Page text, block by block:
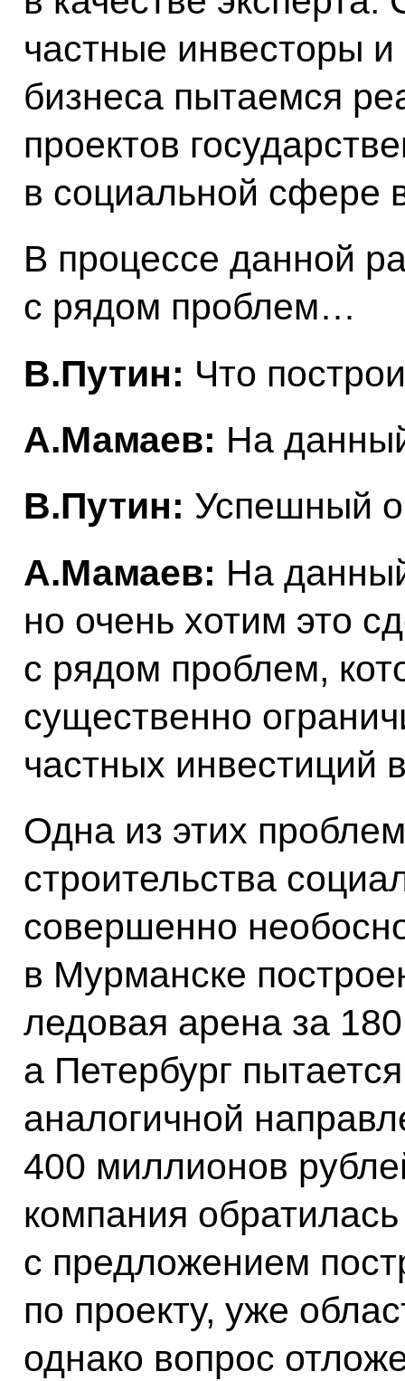
частные инвесторы и
бизнеса пытаемся
проектов
в социальной сфере
В процессе данной
с рядом проблем…
В.Путин: Что
А.Мамаев: На
В.Путин: Успешный
А.Мамаев: На
но очень хотим это
с рядом проблем,
существенно
частных инвестиций
Одна из этих
строительства
совершенно
в Мурманске
ледовая арена за
а Петербург
аналогичной
400 миллионов
компания
с предложением
по проекту, уже
однако вопрос